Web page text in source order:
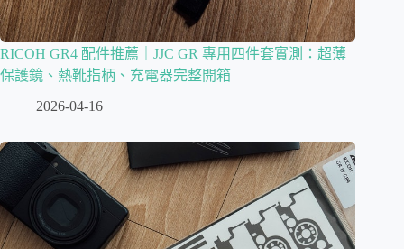
RICOH GR4 配件推薦｜JJC GR 專用四件套實測：超薄
保護鏡、熱靴指柄、充電器完整開箱
2026-04-16